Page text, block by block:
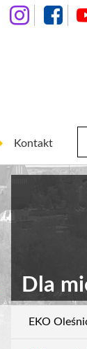
Kontakt
Dla
Dla
EKO